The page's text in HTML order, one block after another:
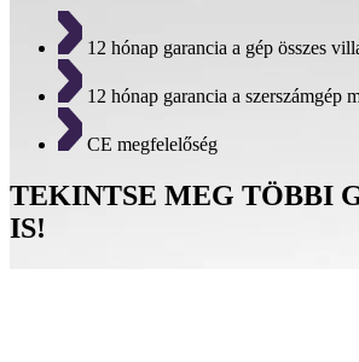
12 hónap garancia a gép összes
12 hónap garancia a szerszámgép
CE megfelelőség
TEKINTSE MEG TÖBBI
IS!